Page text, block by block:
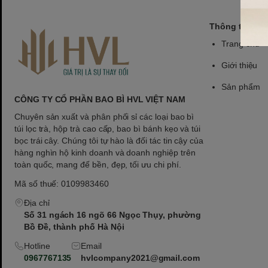
Hộp giấy HVL TEA có thể đựng trà khô, trà túi lọc, cà phê rang
dụng cho biếu tặng.
Có thể in logo và đổi màu hộp không?
HVL TEA hỗ trợ in logo, ép nhũ và tùy chỉnh màu hộp theo yêu
Hộp có bền không?
Hộp được làm từ giấy cứng cao cấp, phủ vân chống xước và có
dáng đẹp khi vận chuyển.
CÔNG TY CỔ PHẦN BAO BÌ HVL VIỆT NAM
Chuyên sản xuất và phân phối sỉ các loại bao bì
túi lọc trà, hộp trà cao cấp, bao bì bánh kẹo và túi
bọc trái cây. Chúng tôi tự hào là đối tác tin cậy của
hàng nghìn hộ kinh doanh và doanh nghiệp trên
toàn quốc, mang đế bền, đẹp, tối ưu chi phí.
Mã số thuế: 0109983460
Địa chỉ
Số 31 ngách 16 ngõ 66 Ngọc Thụy, phường
Bồ Đề, thành phố Hà Nội
Hotline
0967767135
Email
hvlcompany2021@gmail.com
Thông tin
Trang chủ
Giới thiệu
Sản phẩm